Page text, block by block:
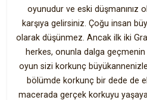
oyunudur ve eski düşmanınız
karşıya gelirsiniz. Çoğu insan
olarak düşünmez. Ancak ilk iki
herkes, onunla dalga
oyun sizi korkunç
bölümde korkunç bir dede de
macerada gerçek korkuyu